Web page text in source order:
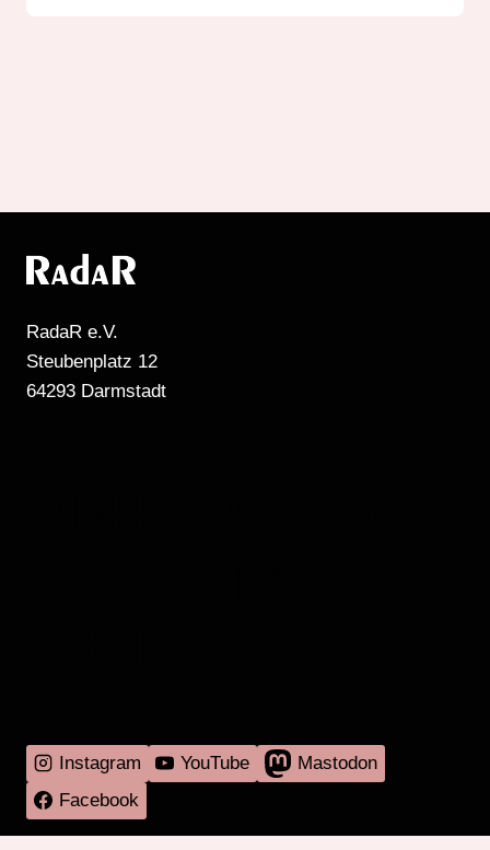
RadaR e.V.
Steubenplatz 12
64293 Darmstadt
Instagram YouTube
Mastodon
Facebook